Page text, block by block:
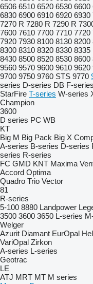
6506 6510 6520 6530 6600
6830 6900 6910 6920 6930
7270 R 7280 R 7290 R
7600 7610 7700 7710 7720
7920 7930 8100 8130 8200
8300 8310 8320 8330 8335
8430 8500 8520 8530 8600
9560 9570 9600 9610 9620
9700 9750 9760 STS 9770
series D-series DB F-series
StarFire T-series W-series
Champion
3600
D series PC WB
KT
Big M Big Pack Big X
A-series B-series D-series
series R-series
FC GMD KNT Maxima
Accord Optima
Quadro Trio Vector
81
R-series
5-100 8880 Landpower
3500 3600 3650 L-series
Welger
Azurit Diamant EurOpal
VariOpal Zirkon
A-series L-series
Geotrac
LE
ATJ MRT MT M series